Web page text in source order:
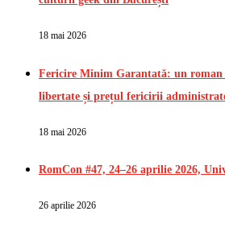
18 mai 2026
Fericire Minim Garantată: un roman
libertate și prețul fericirii
18 mai 2026
RomCon #47, 24–26 aprilie 2026,
26 aprilie 2026